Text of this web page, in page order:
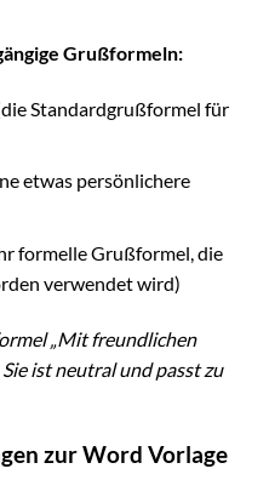
Grußformeln:
Standardgrußformel für
etwas persönlichere
formelle Grußformel, die
verwendet wird)
„Mit freundlichen
ist neutral und passt zu
zur Word Vorlage